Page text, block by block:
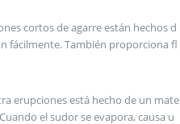
cortos de agarre están hechos d
fácilmente. También proporciona fl
erupciones está hecho de un mate
el sudor se evapora, causa u